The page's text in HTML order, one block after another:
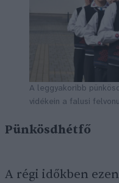
A leggyakoribb
vidékein a falusi
Pünkösdhétfő
A régi időkben